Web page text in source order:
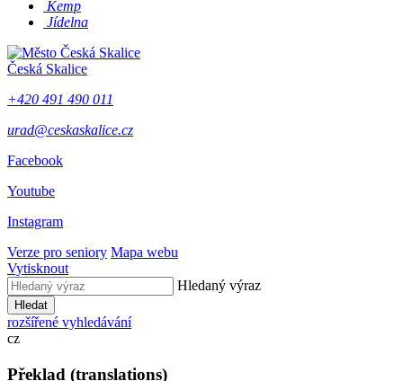
Kemp
Jídelna
Česká Skalice
+420 491 490 011
urad@ceskaskalice.cz
Facebook
Youtube
Instagram
Verze pro seniory Mapa webu
Vytisknout
Hledaný výraz
Hledat
rozšířené vyhledávání
cz
Překlad (translations)